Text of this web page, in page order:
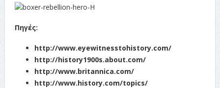
Πηγές:
http://www.eyewitnesstohistory.com/
http://history1900s.about.com/
http://www.britannica.com/
http://www.history.com/topics/